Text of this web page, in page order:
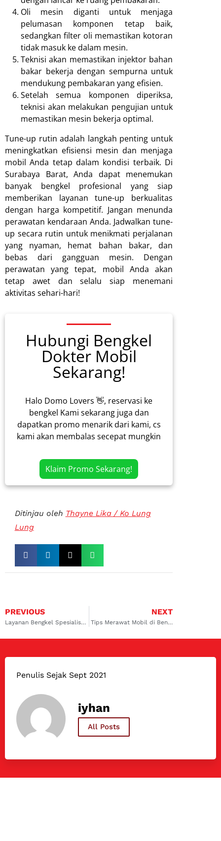
Oli mesin diganti untuk menjaga
pelumasan komponen tetap baik,
sedangkan filter oli memastikan kotoran
tidak masuk ke dalam mesin.
Teknisi akan memastikan injektor bahan
bakar bekerja dengan sempurna untuk
mendukung pembakaran yang efisien.
Setelah semua komponen diperiksa,
teknisi akan melakukan pengujian untuk
memastikan mesin bekerja optimal.
Tune-up rutin adalah langkah penting untuk
meningkatkan efisiensi mesin dan menjaga
mobil Anda tetap dalam kondisi terbaik. Di
Surabaya Barat, Anda dapat menemukan
banyak bengkel profesional yang siap
memberikan layanan tune-up berkualitas
dengan harga kompetitif. Jangan menunda
perawatan kendaraan Anda. Jadwalkan tune-
up secara rutin untuk menikmati perjalanan
yang nyaman, hemat bahan bakar, dan
bebas dari gangguan mesin. Dengan
perawatan yang tepat, mobil Anda akan
tetap awet dan selalu siap menemani
aktivitas sehari-hari!
Hubungi Bengkel
Dokter Mobil
Sekarang!
Halo Domo Lovers 👋, reservasi ke
bengkel Kami sekarang juga dan
dapatkan promo menarik dari kami, cs
kami akan membalas secepat mungkin
Klaim Promo Sekarang!
Ditinjau oleh Thayne Lika / Ko Lung
Lung
PREVIOUS
Layanan Bengkel Spesialis AC Mobil Duren Sawit: Mengatasi Semua Masalah AC dengan Cepat dan Tepat
NEXT
Tips Merawat Mobil di Bengkel Surabaya Barat agar Tetap Prima
Penulis Sejak Sept 2021
iyhan
All Posts